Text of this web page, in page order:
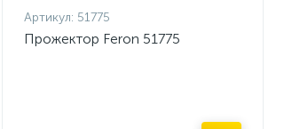
Артикул: 51775
Прожектор Feron 51775